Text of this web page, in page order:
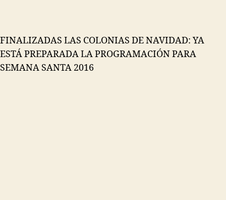
FINALIZADAS LAS COLONIAS DE NAVIDAD: YA
ESTÁ PREPARADA LA PROGRAMACIÓN PARA
SEMANA SANTA 2016